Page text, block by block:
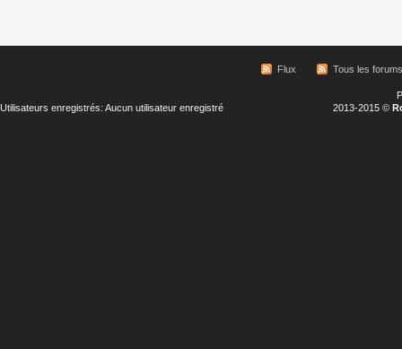
Flux Tous les forums
Utilisateurs enregistrés: Aucun utilisateur enregistré
2013-2015 ©